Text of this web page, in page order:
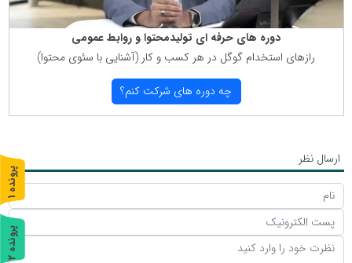
دوره های حرفه ای تولیدمحتوا و روابط عمومی
رازهای استخدام گوگل در هر كسب و كار (آشنایی با سئوی محتوا)
چه دوره های شركت كنم؟
ارسال نظر
پ
ر
و
ن
د
ه
1
پ
ر
و
ن
د
ه
2